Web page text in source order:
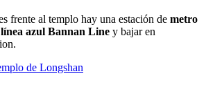
frente al templo hay una estación de metro
línea azul Bannan Line y bajar en